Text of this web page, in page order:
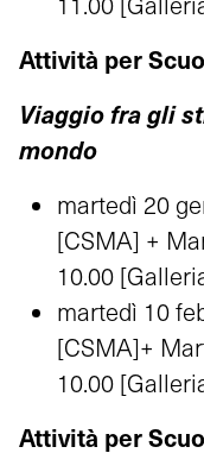
Attività per
Viaggio fra gli
mondo
martedì 20
[CSMA] +
10.00
martedì 10
[CSMA]+
10.00
Attività per